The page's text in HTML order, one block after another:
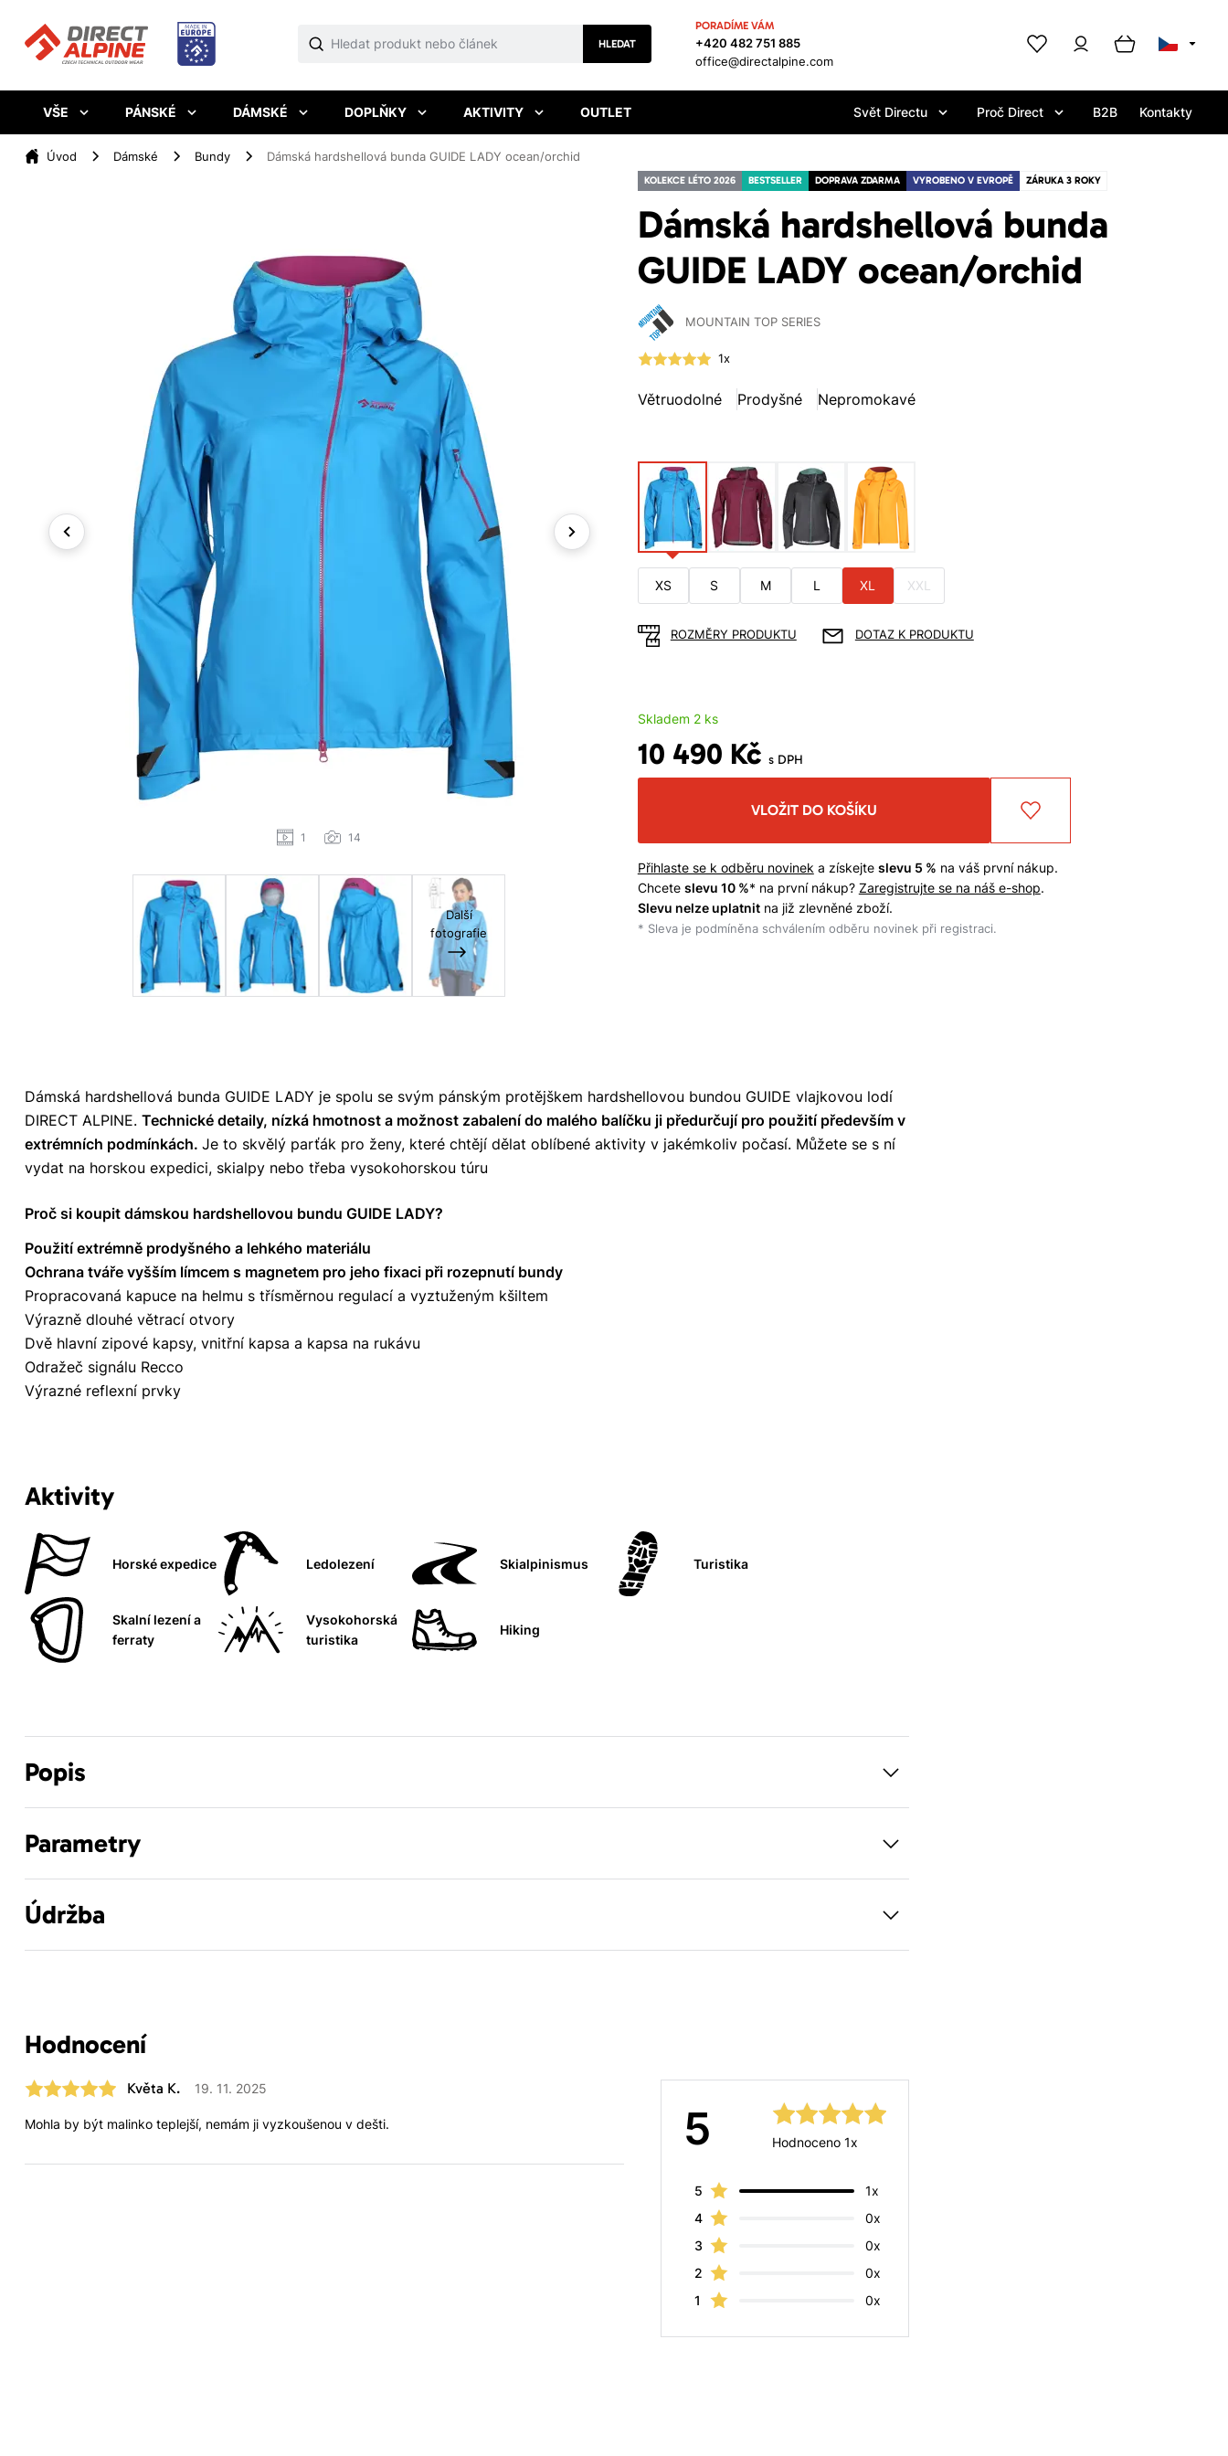
HLEDAT
PORADÍME VÁM
+420 482 751 885
office@directalpine.com
VŠE PÁNSKÉ DÁMSKÉ DOPLŇKY AKTIVITY OUTLET Svět Directu Proč Direct B2B Kontakty
Úvod Dámské Bundy Dámská hardshellová bunda GUIDE LADY ocean/orchid
KOLEKCE LÉTO 2026 BESTSELLER DOPRAVA ZDARMA VYROBENO V EVROPĚ ZÁRUKA 3 ROKY
Dámská hardshellová bunda
GUIDE LADY ocean/orchid
MOUNTAIN TOP SERIES
1x
Větruodolné Prodyšné Nepromokavé
1 14
Další
fotografie
XS S M L XL XXL
ROZMĚRY PRODUKTU DOTAZ K PRODUKTU
Skladem 2 ks
10 490 Kč s DPH
VLOŽIT DO KOŠÍKU
Přihlaste se k odběru novinek a získejte slevu 5 % na váš první nákup.
Chcete slevu 10 %* na první nákup? Zaregistrujte se na náš e-shop.
Slevu nelze uplatnitna již zlevněné zboží.
* Sleva je podmíněna schválením odběru novinek při registraci.
Dámská hardshellová bunda GUIDE LADY je spolu se svým pánským protějškem hardshellovou bundou GUIDE vlajkovou lodí
DIRECT ALPINE. Technické detaily, nízká hmotnost a možnost zabalení do malého balíčku ji předurčují pro použití především v
extrémních podmínkách. Je to skvělý parťák pro ženy, které chtějí dělat oblíbené aktivity v jakémkoliv počasí. Můžete se s ní
vydat na horskou expedici, skialpy nebo třeba vysokohorskou túru
Proč si koupit dámskou hardshellovou bundu GUIDE LADY?
Použití extrémně prodyšného a lehkého materiálu
Ochrana tváře vyšším límcem s magnetem pro jeho fixaci při rozepnutí bundy
Propracovaná kapuce na helmu s třísměrnou regulací a vyztuženým kšiltem
Výrazně dlouhé větrací otvory
Dvě hlavní zipové kapsy, vnitřní kapsa a kapsa na rukávu
Odražeč signálu Recco
Výrazné reflexní prvky
Aktivity
Horské expedice Ledolezení Skialpinismus Turistika
Skalní lezení a
ferraty
Vysokohorská
turistika
Hiking
Popis
Parametry
Údržba
Hodnocení
5 Hodnoceno 1x
5
1x
4
0x
3
0x
2
0x
1
0x
Květa K. 19. 11. 2025
Mohla by být malinko teplejší, nemám ji vyzkoušenou v dešti.